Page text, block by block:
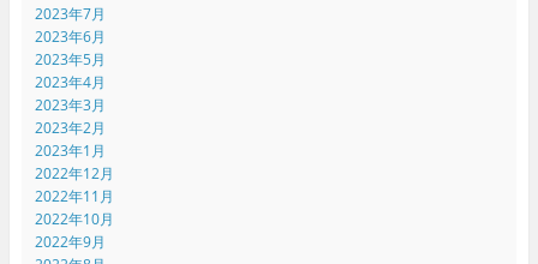
2023年7月
2023年6月
2023年5月
2023年4月
2023年3月
2023年2月
2023年1月
2022年12月
2022年11月
2022年10月
2022年9月